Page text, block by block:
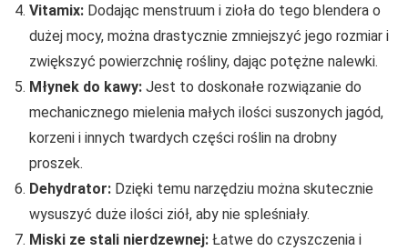
Vitamix: Dodając menstruum i zioła do tego blendera o
dużej mocy, można drastycznie zmniejszyć jego rozmiar i
zwiększyć powierzchnię rośliny, dając potężne nalewki.
Młynek do kawy: Jest to doskonałe rozwiązanie do
mechanicznego mielenia małych ilości suszonych jagód,
korzeni i innych twardych części roślin na drobny
proszek.
Dehydrator: Dzięki temu narzędziu można skutecznie
wysuszyć duże ilości ziół, aby nie spleśniały.
Miski ze stali nierdzewnej: Łatwe do czyszczenia i